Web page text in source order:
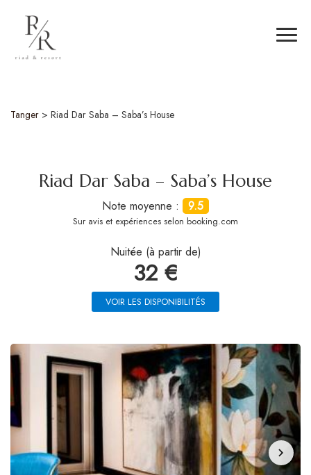
Tanger > Riad Dar Saba – Saba’s House
Riad Dar Saba – Saba’s House
Note moyenne : 9.5
Sur avis et expériences selon booking.com
Nuitée (à partir de)
32 €
VOIR LES DISPONIBILITÉS
chevron_right